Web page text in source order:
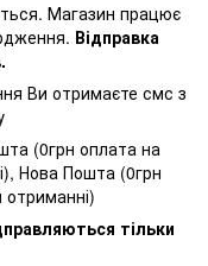
Магазин працює
Відправка
Ви отримаєте смс з
(0грн оплата на
Нова Пошта (0грн
тільки